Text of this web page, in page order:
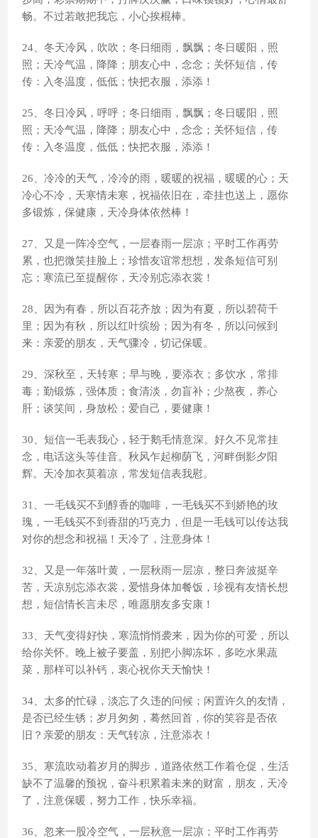
畅。不过若敢把我忘，小心挨棍棒。
24、冬天冷风，吹吹；冬日细雨，飘飘；冬日暖阳，照
照；天冷气温，降降；朋友心中，念念；关怀短信，传
传：入冬温度，低低；快把衣服，添添！
25、冬日冷风，呼呼；冬日细雨，飘飘；冬日暖阳，照
照；天冷气温，降降；朋友心中，念念；关怀短信，传
传：入冬温度，低低；快把衣服，添添！
26、冷冷的天气，冷冷的雨，暖暖的祝福，暖暖的心；天
冷心不冷，天寒情未寒，祝福依旧在，牵挂也送上，愿你
多锻炼，保健康，天冷身体依然棒！
27、又是一阵冷空气，一层春雨一层凉；平时工作再劳
累，也把微笑挂脸上；珍惜友谊常想想，发条短信可别
忘；寒流已至提醒你，天冷别忘添衣裳！
28、因为有春，所以百花齐放；因为有夏，所以碧荷千
里；因为有秋，所以红叶缤纷；因为有冬，所以问候到
来：亲爱的朋友，天气骤冷，切记保暖。
29、深秋至，天转寒；早与晚，要添衣；多饮水，常排
毒；勤锻炼，强体质；食清淡，勿盲补；少熬夜，养心
肝；谈笑间，身放松；爱自己，要健康！
30、短信一毛表我心，轻于鹅毛情意深。好久不见常挂
念，电话这头等佳音。秋风乍起柳荫飞，河畔倒影夕阳
辉。天冷加衣莫着凉，常发短信表我慰。
31、一毛钱买不到醇香的咖啡，一毛钱买不到娇艳的玫
瑰，一毛钱买不到香甜的巧克力，但是一毛钱可以传达我
对你的想念和祝福！天冷了，注意身体！
32、又是一年落叶黄，一层秋雨一层凉，整日奔波挺辛
苦，天凉别忘添衣裳，爱惜身体加餐饭，珍视有友情长想
想，短信情长言未尽，唯愿朋友多安康！
33、天气变得好快，寒流悄悄袭来，因为你的可爱，所以
给你关怀。晚上被子要盖，别把小脚冻坏，多吃水果蔬
菜，那样可以补钙，衷心祝你天天愉快！
34、太多的忙碌，淡忘了久违的问候；闲置许久的友情，
是否已经生锈；岁月匆匆，蓦然回首，你的笑容是否依
旧？亲爱的朋友：天气转凉，注意添衣！
35、寒流吹动着岁月的脚步，道路依然工作着仓促，生活
缺不了温馨的预祝，奋斗积累着未来的财富，朋友，天冷
了，注意保暖，努力工作，快乐幸福。
36、忽来一股冷空气，一层秋意一层凉；平时工作再劳